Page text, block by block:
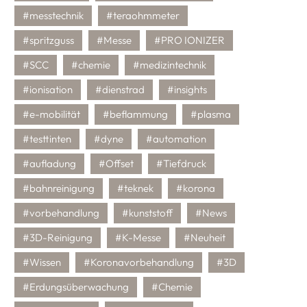
#messtechnik
#teraohmmeter
#spritzguss
#Messe
#PRO IONIZER
#SCC
#chemie
#medizintechnik
#ionisation
#dienstrad
#insights
#e-mobilität
#beflammung
#plasma
#testtinten
#dyne
#automation
#aufladung
#Offset
#Tiefdruck
#bahnreinigung
#teknek
#korona
#vorbehandlung
#kunststoff
#News
#3D-Reinigung
#K-Messe
#Neuheit
#Wissen
#Koronavorbehandlung
#3D
#Erdungsüberwachung
#Chemie